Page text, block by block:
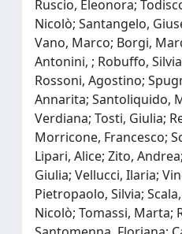
Ruscio, Eleonora;
Nicolò; Santangelo,
Vano, Marco; Borgi,
Antonini, ; Robuffo,
Rossoni, Agostino;
Annarita; Santoliquido,
Verdiana; Tosti, Giulia;
Morricone, Francesco;
Lipari, Alice; Zito,
Giulia; Vellucci, Ilaria;
Pietropaolo, Silvia;
Nicolò; Tomassi, Marta;